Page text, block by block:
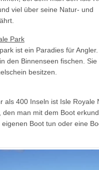
viel über seine Natur- und
Park
ist ein Paradies für
den Binnenseen fischen. Sie
besitzen.
als 400 Inseln ist Isle Royale
man mit dem Boot
Boot tun oder eine